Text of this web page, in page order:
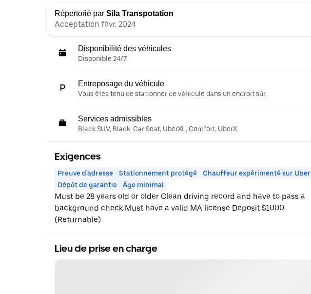
Répertorié par Sila Transpotation
Acceptation févr. 2024
Disponibilité des véhicules
Disponible 24/7
Entreposage du véhicule
Vous êtes tenu de stationner ce véhicule dans un endroit sûr.
Services admissibles
Black SUV, Black, Car Seat, UberXL, Comfort, UberX
Exigences
Preuve d'adresse Stationnement protégé
Chauffeur expérimenté sur Uber
Dépôt de garantie
Âge minimal
Must be 28 years old or older Clean driving record and have to pass a
background check Must have a valid MA license Deposit $1000
(Returnable)
Lieu de prise en charge